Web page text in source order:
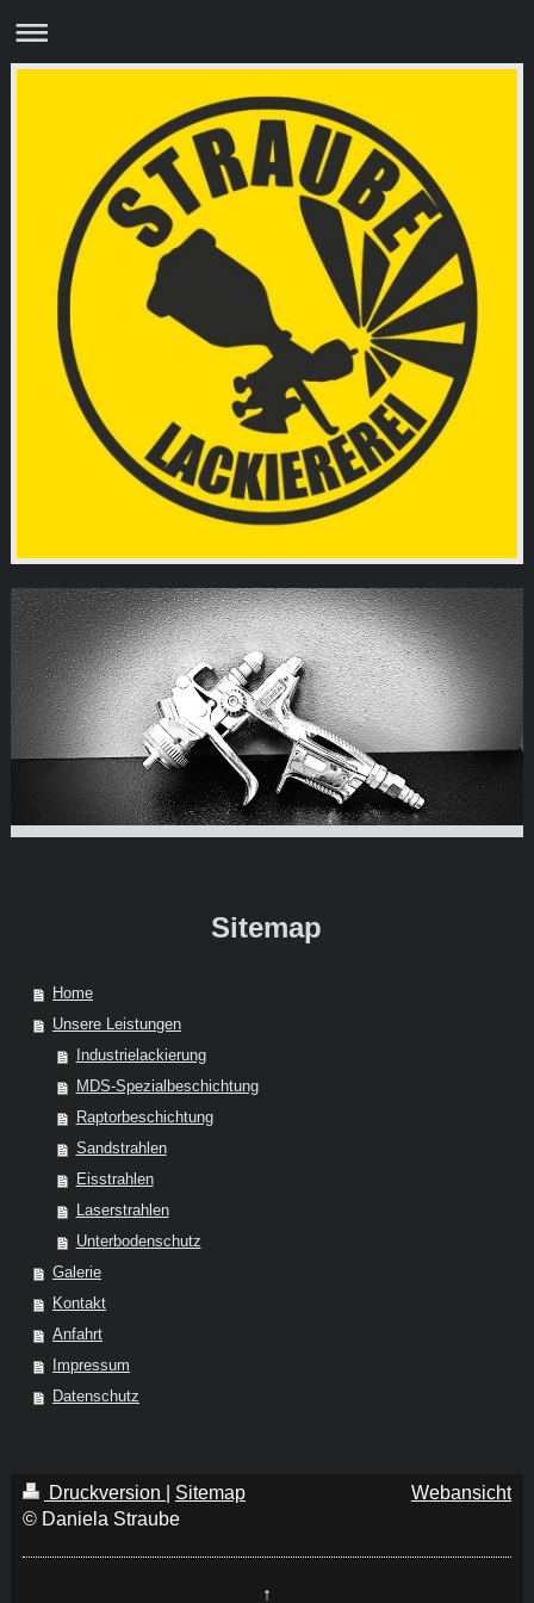
Sitemap
Home
Unsere Leistungen
Industrielackierung
MDS-Spezialbeschichtung
Raptorbeschichtung
Sandstrahlen
Eisstrahlen
Laserstrahlen
Unterbodenschutz
Galerie
Kontakt
Anfahrt
Impressum
Datenschutz
Druckversion
Sitemap
© Daniela Straube
Webansicht
↑